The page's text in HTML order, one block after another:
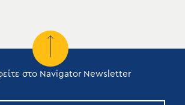
στο Navigator Newsletter